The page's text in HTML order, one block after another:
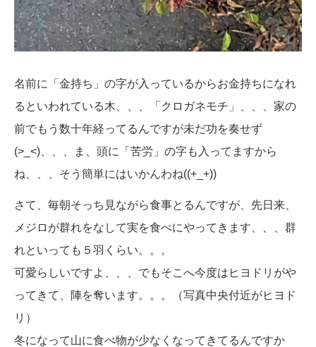
名前に「金持ち」の字が入っているからお金持ちになれ
るといわれている木、、、「クロガネモチ」、、、家の
前でもう数十年経ってるんですが未だ功を奏せず
(>_<)、、、ま、頭に「苦労」の字も入ってますから
ね、、、そう簡単にはいかんわね((+_+))
さて、毎朝そっち見ながら食事とるんですが、先日来、
メジロが群れをなして実を食べにやってきます、、、群
れといっても５羽くらい。。。
可愛らしいですよ、、、でもそこへ今度はヒヨドリがや
ってきて、陣を奪います。。。（写真中央付近がヒヨド
リ）
冬になって山に食べ物が少なくなってきてるんですか